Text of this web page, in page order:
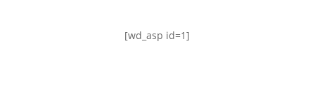
[wd_asp id=1]